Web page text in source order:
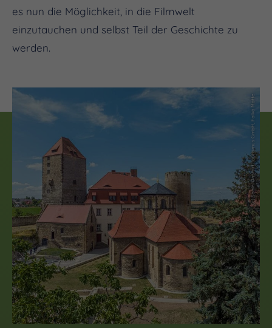
es nun die Möglichkeit, in die Filmwelt
einzutauchen und selbst Teil der Geschichte zu
werden.
(c) Saale-Unstrut Tourismus GmbH, Falko Matte